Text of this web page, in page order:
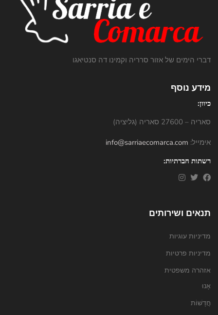
דברי הימים של אזור סרריה וקמינו דה סנטיאגו
מידע נוסף
כיוון:
סאריה – 27600 סאריה (גליציה)
אימייל: info@sarriaecomarca.com
רשתות חברתיות:
תנאים ושירותים
מדיניות עוגיות
מדיניות פרטיות
אזהרה משפטית
אָנוּ
חֲדָשׁוֹת